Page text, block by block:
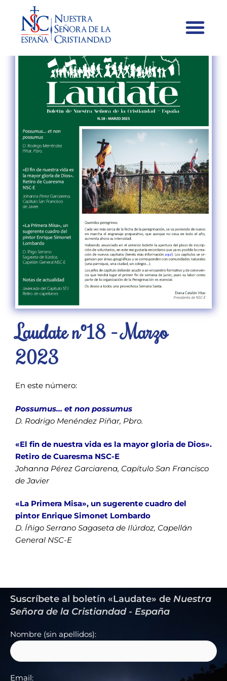
Laudate nº18 - Marzo
2023
En este número:
Possumus… et non possumus
D. Rodrigo Menéndez Piñar, Pbro.
«El fin de nuestra vida es la mayor gloria de Dios».
Retiro de Cuaresma NSC-E
Johanna Pérez Garciarena, Capítulo San Francisco
de Javier
«La Primera Misa», un sugerente cuadro del
pintor Enrique Simonet Lombardo
D. Íñigo Serrano Sagaseta de Ilúrdoz, Capellán
General NSC-E
Suscríbete al boletín «Laudate» de Nuestra
Señora de la Cristiandad - España
Nombre (sin apellidos):
Email: